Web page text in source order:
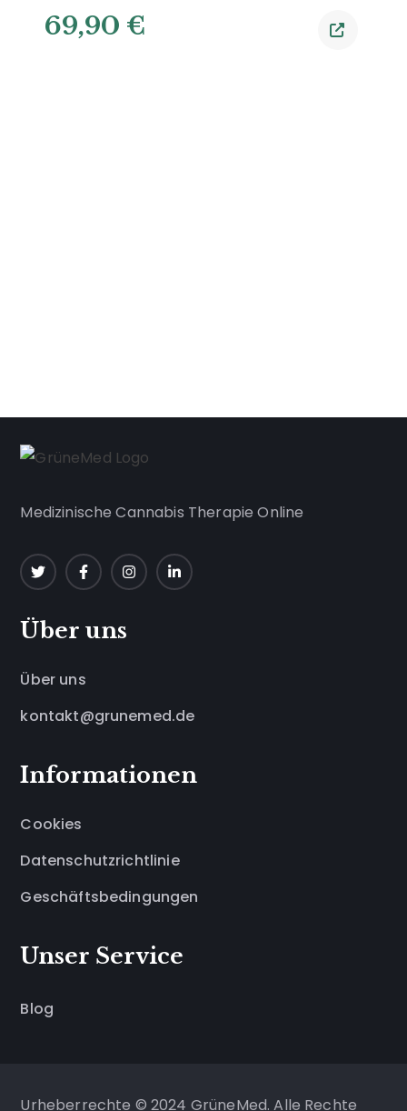
69,90 €
Medizinische Cannabis Therapie Online
Über uns
Über uns
kontakt@grunemed.de
Informationen
Cookies
Datenschutzrichtlinie
Geschäftsbedingungen
Unser Service
Blog
Urheberrechte © 2024 GrüneMed. Alle Rechte